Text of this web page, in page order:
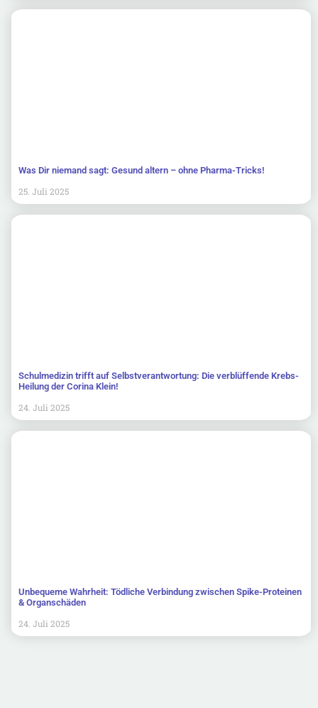
Was Dir niemand sagt: Gesund altern – ohne Pharma-Tricks!
25. Juli 2025
Schulmedizin trifft auf Selbstverantwortung: Die verblüffende Krebs-
Heilung der Corina Klein!
24. Juli 2025
Unbequeme Wahrheit: Tödliche Verbindung zwischen Spike-Proteinen
& Organschäden
24. Juli 2025